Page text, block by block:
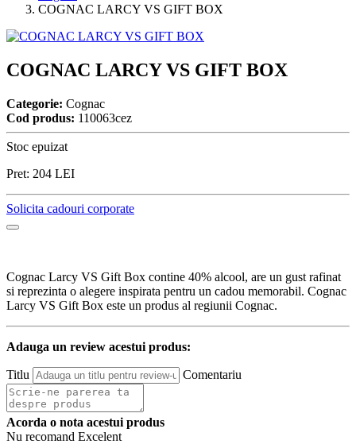
COGNAC LARCY VS GIFT BOX
COGNAC LARCY VS GIFT BOX
Categorie: Cognac
Cod produs: 110063cez
Stoc epuizat
Pret: 204 LEI
Solicita cadouri corporate
Cognac Larcy VS Gift Box contine 40% alcool, are un gust rafinat
si reprezinta o alegere inspirata pentru un cadou memorabil. Cognac
Larcy VS Gift Box este un produs al regiunii Cognac.
Adauga un review acestui produs:
Titlu Comentariu
Acorda o nota acestui produs
Nu recomand Excelent